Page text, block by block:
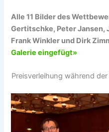
Alle 11 Bilder des
Gertitschke, Peter Jansen,
Frank Winkler und Dirk
Galerie eingefügt»
Preisverleihung während